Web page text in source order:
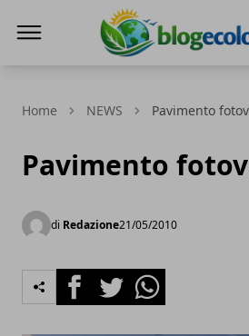
Home NEWS Pavimento
Pavimento
di Redazione21/05/2010
FacebookTwitterWhatsapp